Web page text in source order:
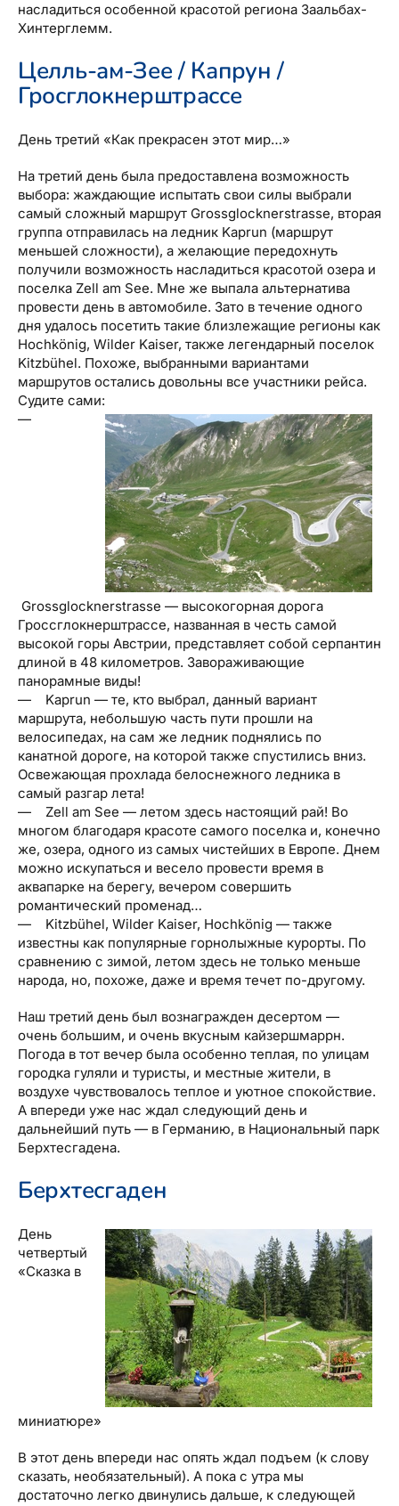
насладиться особенной красотой региона Заальбах-
Хинтерглемм.
Целль-ам-Зее / Капрун /
Гросглокнерштрассе
День третий «Как прекрасен этот мир…»
На третий день была предоставлена возможность
выбора: жаждающие испытать свои силы выбрали
самый сложный маршрут Grossglocknerstrasse, вторая
группа отправилась на ледник Kaprun (маршрут
меньшей сложности), а желающие передохнуть
получили возможность насладиться красотой озера и
поселка Zell am See. Мне же выпала альтернатива
провести день в автомобиле. Зато в течение одного
дня удалось посетить такие близлежащие регионы как
Hochkönig, Wilder Kaiser, также легендарный поселок
Kitzbühel. Похоже, выбранными вариантами
маршрутов остались довольны все участники рейса.
Судите сами:
—
Grossglocknerstrasse — высокогорная дорога
Гроссглокнерштрассе, названная в честь самой
высокой горы Австрии, представляет собой серпантин
длиной в 48 километров. Завораживающие
панорамные виды!
— Kaprun — те, кто выбрал, данный вариант
маршрута, небольшую часть пути прошли на
велосипедах, на сам же ледник поднялись по
канатной дороге, на которой также спустились вниз.
Освежающая прохлада белоснежного ледника в
самый разгар лета!
— Zell am See — летом здесь настоящий рай! Во
многом благодаря красоте самого поселка и, конечно
же, озера, одного из самых чистейших в Европе. Днем
можно искупаться и весело провести время в
аквапарке на берегу, вечером совершить
романтический променад…
— Kitzbühel, Wilder Kaiser, Hochkönig — также
известны как популярные горнолыжные курорты. По
сравнению с зимой, летом здесь не только меньше
народа, но, похоже, даже и время течет по-другому.
Наш третий день был вознагражден десертом —
очень большим, и очень вкусным кайзершмаррн.
Погода в тот вечер была особенно теплая, по улицам
городка гуляли и туристы, и местные жители, в
воздухе чувствовалось теплое и уютное спокойствие.
А впереди уже нас ждал следующий день и
дальнейший путь — в Германию, в Национальный парк
Берхтесгадена.
Берхтесгаден
День
четвертый
«Сказка в
миниатюре»
В этот день впереди нас опять ждал подъем (к слову
сказать, необязательный). А пока с утра мы
достаточно легко двинулись дальше, к следующей